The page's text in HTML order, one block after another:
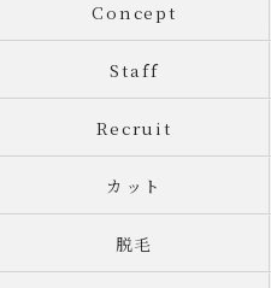
Concept
Staff
Recruit
カット
脱毛